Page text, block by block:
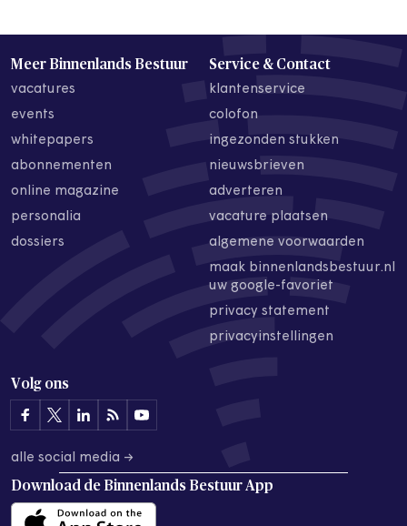
Meer Binnenlands Bestuur
vacatures
events
whitepapers
abonnementen
online magazine
personalia
dossiers
Service & Contact
klantenservice
colofon
ingezonden stukken
nieuwsbrieven
adverteren
vacature plaatsen
algemene voorwaarden
maak binnenlandsbestuur.nl
uw google-favoriet
privacy statement
privacyinstellingen
Volg ons
alle social media →
Download de Binnenlands Bestuur App